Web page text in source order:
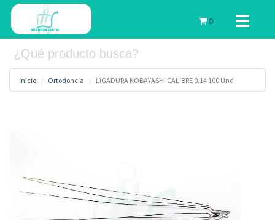
Toggle
0
Inicio Ortodoncia LIGADURA KOBAYASHI CALIBRE 0.14 100 Und